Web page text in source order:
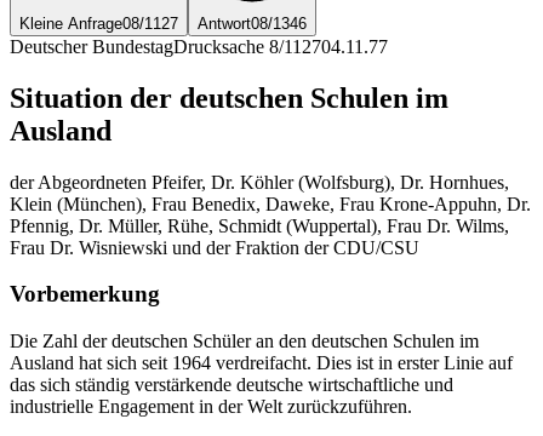
Kleine Anfrage08/1127 Antwort08/1346
Deutscher BundestagDrucksache 8/112704.11.77
Situation der deutschen Schulen im
Ausland
der Abgeordneten Pfeifer, Dr. Köhler (Wolfsburg), Dr. Hornhues,
Klein (München), Frau Benedix, Daweke, Frau Krone-Appuhn, Dr.
Pfennig, Dr. Müller, Rühe, Schmidt (Wuppertal), Frau Dr. Wilms,
Frau Dr. Wisniewski und der Fraktion der CDU/CSU
Vorbemerkung
Die Zahl der deutschen Schüler an den deutschen Schulen im
Ausland hat sich seit 1964 verdreifacht. Dies ist in erster Linie auf
das sich ständig verstärkende deutsche wirtschaftliche und
industrielle Engagement in der Welt zurückzuführen.